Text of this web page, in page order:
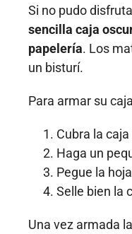
Si no pudo
sencilla caja
papelería. Los
un bisturí.
Para armar su
Cubra la
Haga un
Pegue la
Selle bien la
Una vez armada